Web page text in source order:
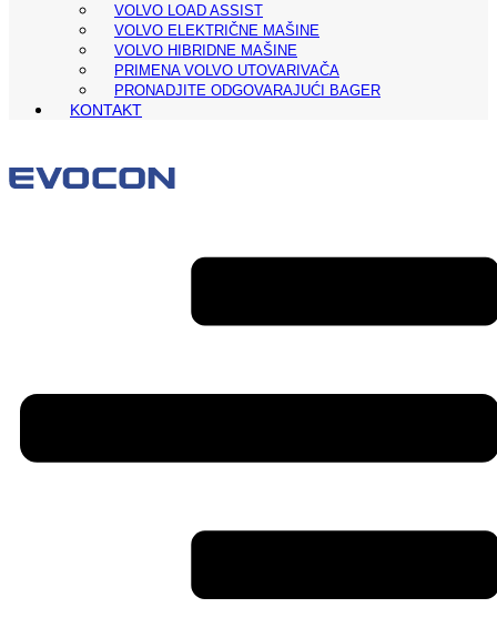
VOLVO LOAD ASSIST
VOLVO ELEKTRIČNE MAŠINE
VOLVO HIBRIDNE MAŠINE
PRIMENA VOLVO UTOVARIVAČA
PRONADJITE ODGOVARAJUĆI BAGER
KONTAKT